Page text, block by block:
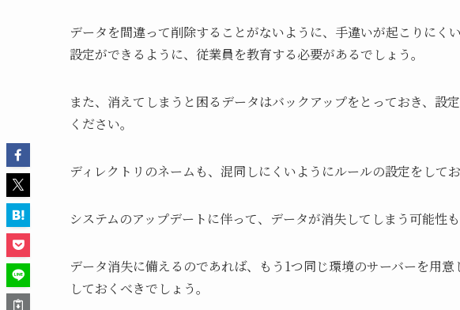
データを間違って削除することがないように、手違いが起こりにく
設定ができるように、従業員を教育する必要があるでしょう。
また、消えてしまうと困るデータはバックアップをとっておき、設
ください。
ディレクトリのネームも、混同しにくいようにルールの設定をして
システムのアップデートに伴って、データが消失してしまう可能性も
データ消失に備えるのであれば、もう1つ同じ環境のサーバーを用
しておくべきでしょう。